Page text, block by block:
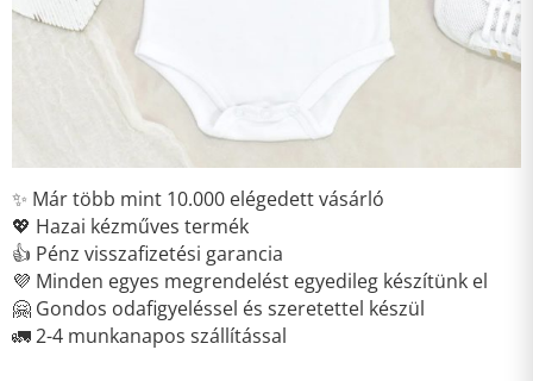
✨ Már több mint 10.000 elégedett vásárló
💖 Hazai kézműves termék
👍 Pénz visszafizetési garancia
💜 Minden egyes megrendelést egyedileg készítünk el
🤗 Gondos odafigyeléssel és szeretettel készül
🚛 2-4 munkanapos szállítással